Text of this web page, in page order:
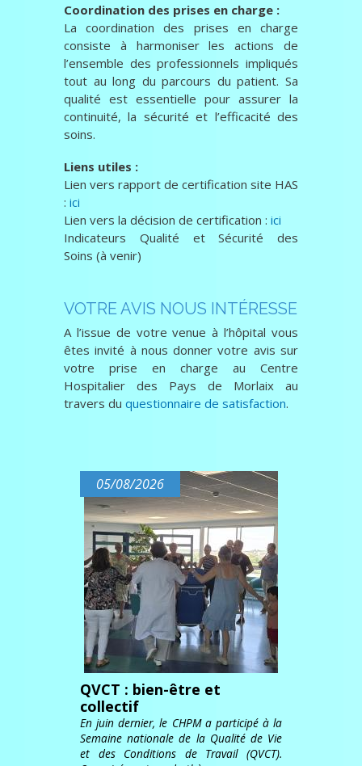
Coordination des prises en charge :
La coordination des prises en charge
consiste à harmoniser les actions de
l’ensemble des professionnels impliqués
tout au long du parcours du patient. Sa
qualité est essentielle pour assurer la
continuité, la sécurité et l’efficacité des
soins.
Liens utiles :
Lien vers rapport de certification site HAS
: ici
Lien vers la décision de certification : ici
Indicateurs Qualité et Sécurité des
Soins (à venir)
VOTRE AVIS NOUS INTÉRESSE
A l’issue de votre venue à l’hôpital vous
êtes invité à nous donner votre avis sur
votre prise en charge au Centre
Hospitalier des Pays de Morlaix au
travers du questionnaire de satisfaction.
QVCT : bien-être et
collectif
05/08/2026
En juin dernier, le CHPM a participé à la
Semaine nationale de la Qualité de Vie
et des Conditions de Travail (QVCT).